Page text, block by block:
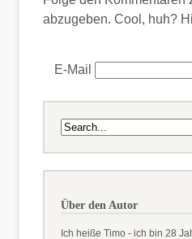
abzugeben. Cool, huh?
E-Mail
Über den Autor
Ich heiße Timo - ich bin 28